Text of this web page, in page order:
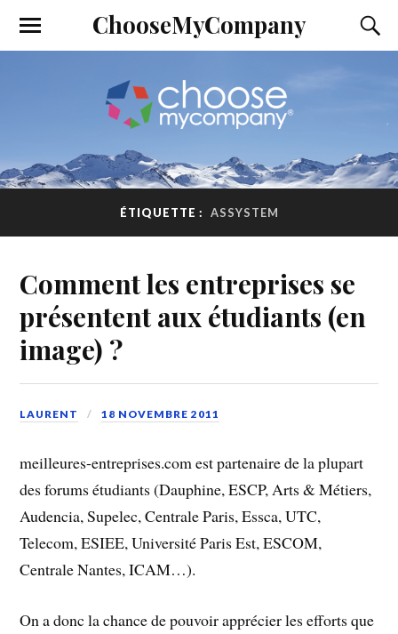
ChooseMyCompany
ÉTIQUETTE : ASSYSTEM
Comment les entreprises se
présentent aux étudiants (en
image) ?
LAURENT 18 NOVEMBRE 2011
meilleures-entreprises.com est partenaire de la plupart
des forums étudiants (Dauphine, ESCP, Arts & Métiers,
Audencia, Supelec, Centrale Paris, Essca, UTC,
Telecom, ESIEE, Université Paris Est, ESCOM,
Centrale Nantes, ICAM…).
On a donc la chance de pouvoir apprécier les efforts que